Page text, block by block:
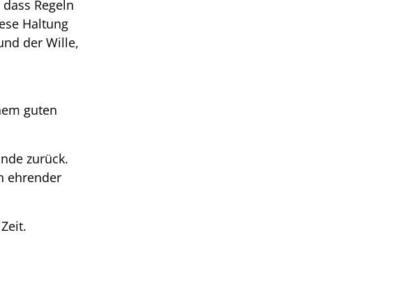
Regeln
Haltung
der Wille,
guten
zurück.
ehrender